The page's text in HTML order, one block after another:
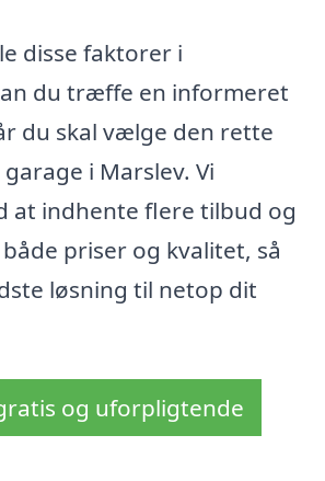
disse faktorer i
du træffe en informeret
du skal vælge den rette
i Marslev. Vi
at indhente flere tilbud og
priser og kvalitet, så
løsning til netop dit
og uforpligtende